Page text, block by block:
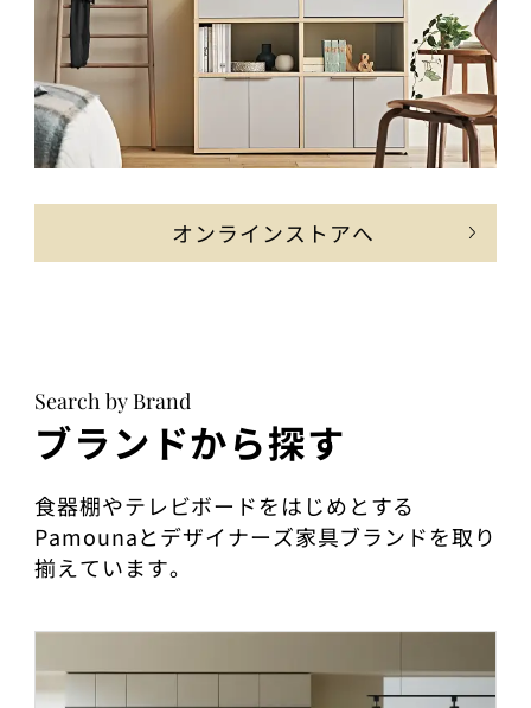
オンラインストアへ
Search by Brand
ブランドから探す
食器棚やテレビボードをはじめとする
Pamounaとデザイナーズ家具ブランドを取り
揃えています。